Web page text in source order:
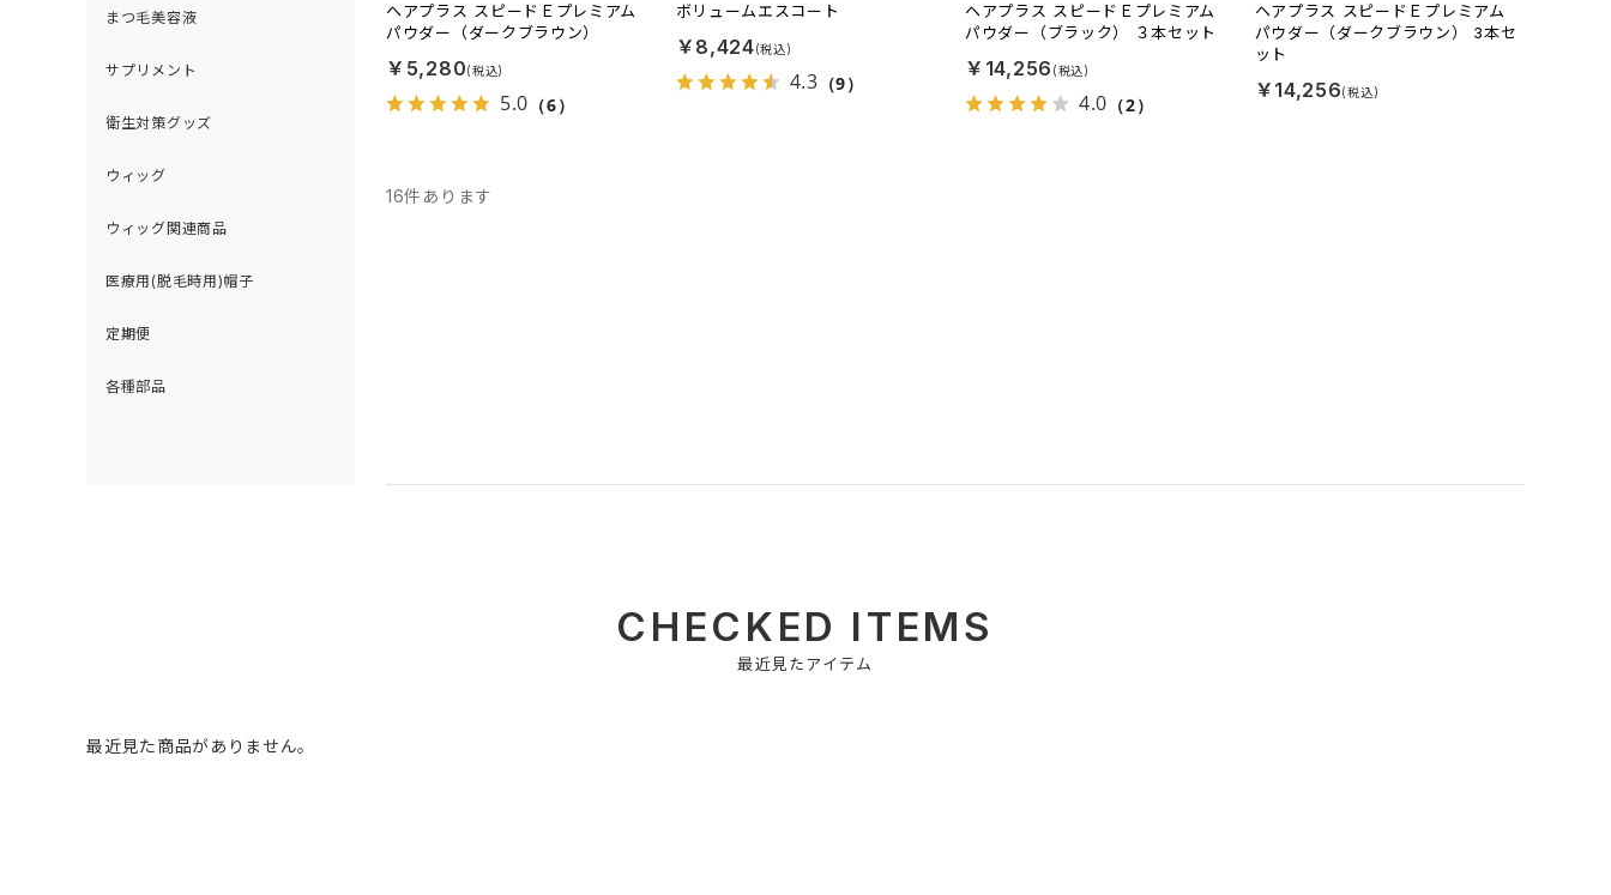
まつ毛美容液
サプリメント
衛生対策グッズ
ウィッグ
ウィッグ関連商品
医療用(脱毛時用)帽子
定期便
各種部品
ヘアプラス スピードＥプレミアム
パウダー（ダークブラウン）
￥5,280
5.0 （6）
ボリュームエスコート
￥8,424
4.3 （9）
ヘアプラス スピードＥプレミアム
パウダー（ブラック） ３本セット
￥14,256
4.0 （2）
ヘアプラス スピードＥプレミアム
パウダー（ダークブラウン） 3本セ
ット
￥14,256
16件あります
CHECKED ITEMS
最近見たアイテム
最近見た商品がありません。